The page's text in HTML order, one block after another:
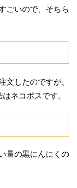
ごいので、そちら
文したのですが、
ネコポスです。
量の黒にんにくの